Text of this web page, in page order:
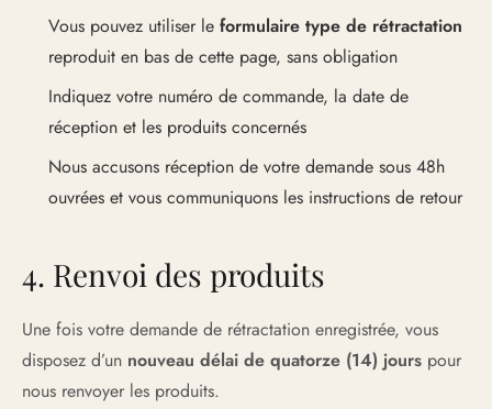
Vous pouvez utiliser le formulaire type de rétractation
reproduit en bas de cette page, sans obligation
Indiquez votre numéro de commande, la date de
réception et les produits concernés
Nous accusons réception de votre demande sous 48h
ouvrées et vous communiquons les instructions de retour
4. Renvoi des produits
Une fois votre demande de rétractation enregistrée, vous
disposez d’un nouveau délai de quatorze (14) jours pour
nous renvoyer les produits.